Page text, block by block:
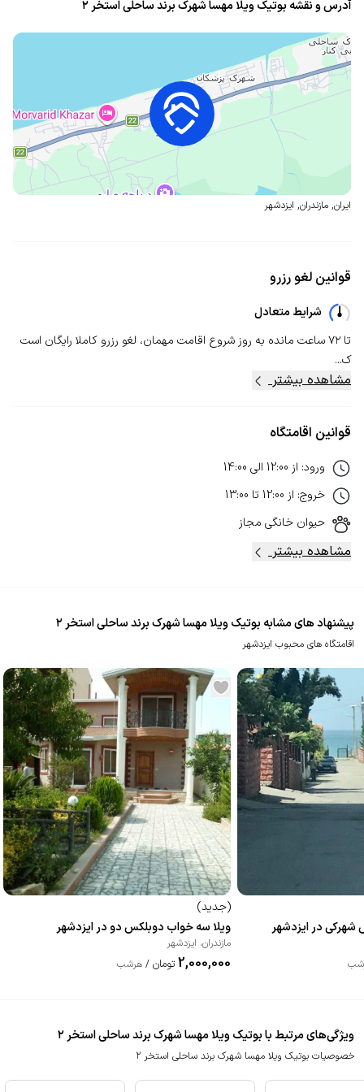
آدرس و نقشه بوتیک‌ ویلا مهسا شهرک برند ساحلی استخر ۲
ایران, مازندران, ایزدشهر
قوانین لغو رزرو
شرایط متعادل
تا ۷۲ ساعت مانده به روز شروع اقامت مهمان، لغو رزرو کاملا رایگان است
ک...
مشاهده بیشتر
قوانین اقامتگاه
ورود: از 12:00 الی 14:00
خروج: از 12:00 تا 13:00
حیوان خانگی مجاز
مشاهده بیشتر
پیشنهاد های مشابه بوتیک‌ ویلا مهسا شهرک برند ساحلی استخر ۲
اقامتگاه های محبوب ایزدشهر
در ایزدشهر
(جدید)
ویلا سه خواب دوبلکس دو در ایزدشهر
مازندران، ایزدشهر
2,000,000 تومان / هرشب
ویژگی‌های مرتبط با بوتیک‌ ویلا مهسا شهرک برند ساحلی استخر ۲
خصوصیات بوتیک‌ ویلا مهسا شهرک برند ساحلی استخر ۲